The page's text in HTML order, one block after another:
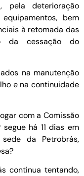
pela deterioração
bem
à retomada das
da cessação do
na manutenção
e na continuidade
com a Comissão
há 11 dias em
da Petrobrás,
continua tentando,